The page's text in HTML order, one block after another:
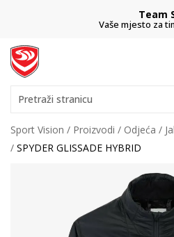
Team
Vaše mjesto za
Pretraži stranicu
Sport Vision Proizvodi Odjeća
SPYDER GLISSADE HYBRID